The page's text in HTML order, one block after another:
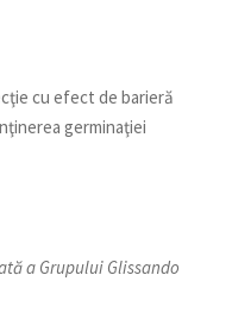
cu efect de barieră
germinaţiei
a Grupului Glissando